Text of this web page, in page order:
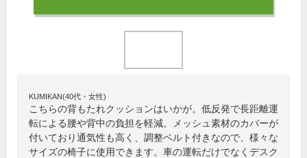
KUMIKAN(40代・女性)
こちらの背もたれクッションはいかが。低反発で長距離運
転による腰や背中の負担を軽減。メッシュ素材のカバーが
付いており通気性も高く、調整ベルト付きなので、様々な
サイズの椅子に使用できます。車の運転だけでなくデスク